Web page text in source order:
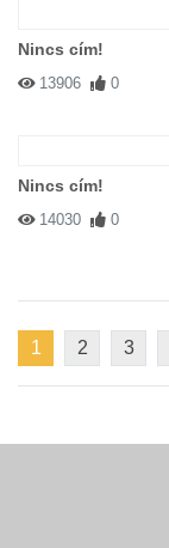
Nincs cím!
13906 0
Nincs cím!
14030 0
1 2 3